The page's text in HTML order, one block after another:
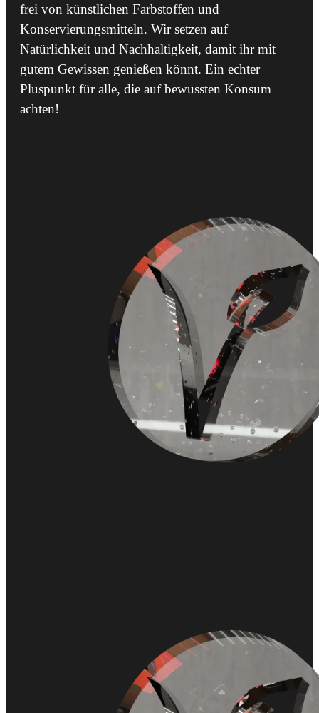
frei von künstlichen Farbstoffen und
Konservierungsmitteln. Wir setzen auf
Natürlichkeit und Nachhaltigkeit, damit ihr mit
gutem Gewissen genießen könnt. Ein echter
Pluspunkt für alle, die auf bewussten Konsum
achten!